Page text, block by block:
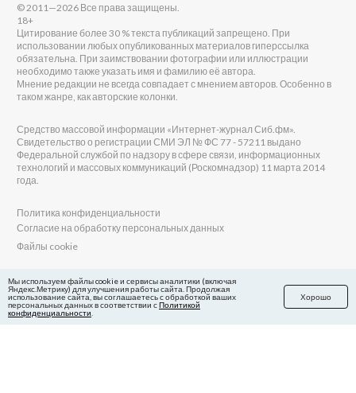
© 2011—2026 Все права защищены.
18+
Цитирование более 30 % текста публикаций запрещено. При
использовании любых опубликованных материалов гиперссылка
обязательна. При заимствовании фотографии или иллюстрации
необходимо также указать имя и фамилию её автора.
Мнение редакции не всегда совпадает с мнением авторов. Особенно в
таком жанре, как авторские колонки.
Средство массовой информации «Интернет-журнал Сиб.фм».
Свидетельство о регистрации СМИ ЭЛ № ФС 77 - 57211 выдано
Федеральной службой по надзору в сфере связи, информационных
технологий и массовых коммуникаций (Роскомнадзор) 11 марта 2014
года.
Политика конфиденциальности
Согласие на обработку персональных данных
Файлы cookie
Главный редактор Сиб.фм
Бобровников Виктор Евгеньевич
Учредитель ООО «Сиб.фм»
E-mail редакции: fm@sib.fm
Мы используем файлы cookie и сервисы аналитики (включая
Яндекс.Метрику) для улучшения работы сайта. Продолжая
использование сайта, вы соглашаетесь с обработкой ваших
персональных данных в соответствии сПолитикой
конфиденциальности
Хорошо